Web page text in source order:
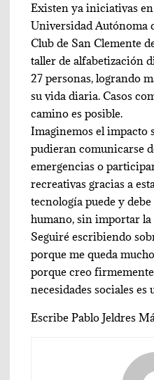
Existen ya iniciativas
Universidad Autónoma
Club de San Clemente
taller de alfabetización
27 personas, logrando
su vida diaria. Casos
camino es posible.
Imaginemos el impacto
pudieran comunicarse
emergencias o
recreativas gracias a
tecnología puede y
humano, sin importar la
Seguiré escribiendo
porque me queda
porque creo
necesidades sociales
Escribe Pablo Jeldres